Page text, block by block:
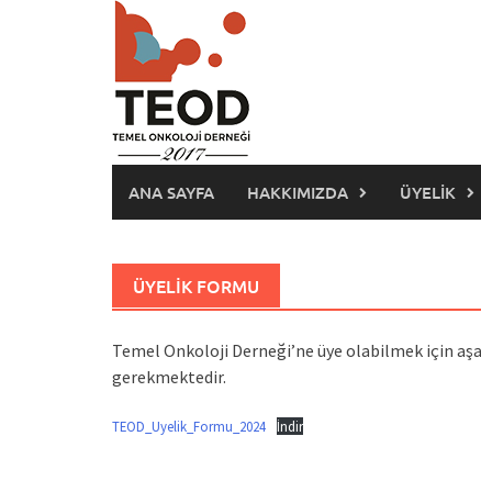
ANA SAYFA HAKKIMIZDA ÜYELIK
ÜYELIK FORMU
Temel Onkoloji Derneği’ne üye olabilmek için
gerekmektedir.
TEOD_Uyelik_Formu_2024 İndir